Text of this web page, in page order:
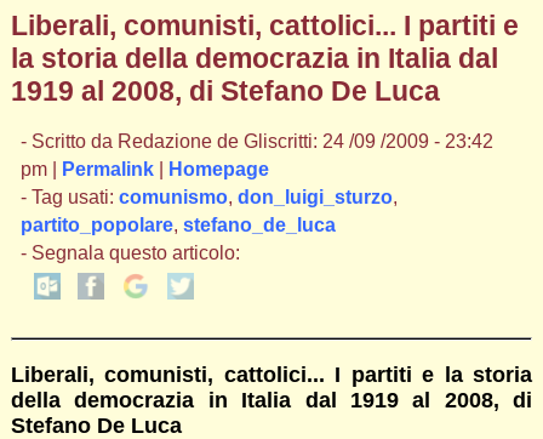
Liberali, comunisti, cattolici... I partiti e
la storia della democrazia in Italia dal
1919 al 2008, di Stefano De Luca
- Scritto da Redazione de Gliscritti: 24 /09 /2009 - 23:42
pm |
Permalink|
Homepage
- Tag usati: comunismo, don_luigi_sturzo,
partito_popolare, stefano_de_luca
- Segnala questo articolo:
Liberali, comunisti, cattolici... I partiti e la storia
della democrazia in Italia dal 1919 al 2008, di
Stefano De Luca